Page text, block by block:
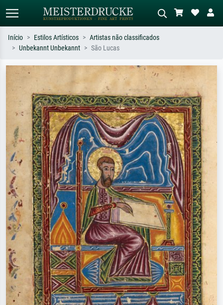
Pesquise por artista, título ou estilo –
ex: Monet, Noite Estrelada,
impressionismo, onda de Hokusai, nu.
Descreva a cena – ex: prado verde,
abstrato com muito vermelho, pintura
a óleo escura, nu em pé ao lado de
uma árvore.
Início Estilos Artísticos
Artistas não classificados
Unbekannt Unbekannt
São Lucas